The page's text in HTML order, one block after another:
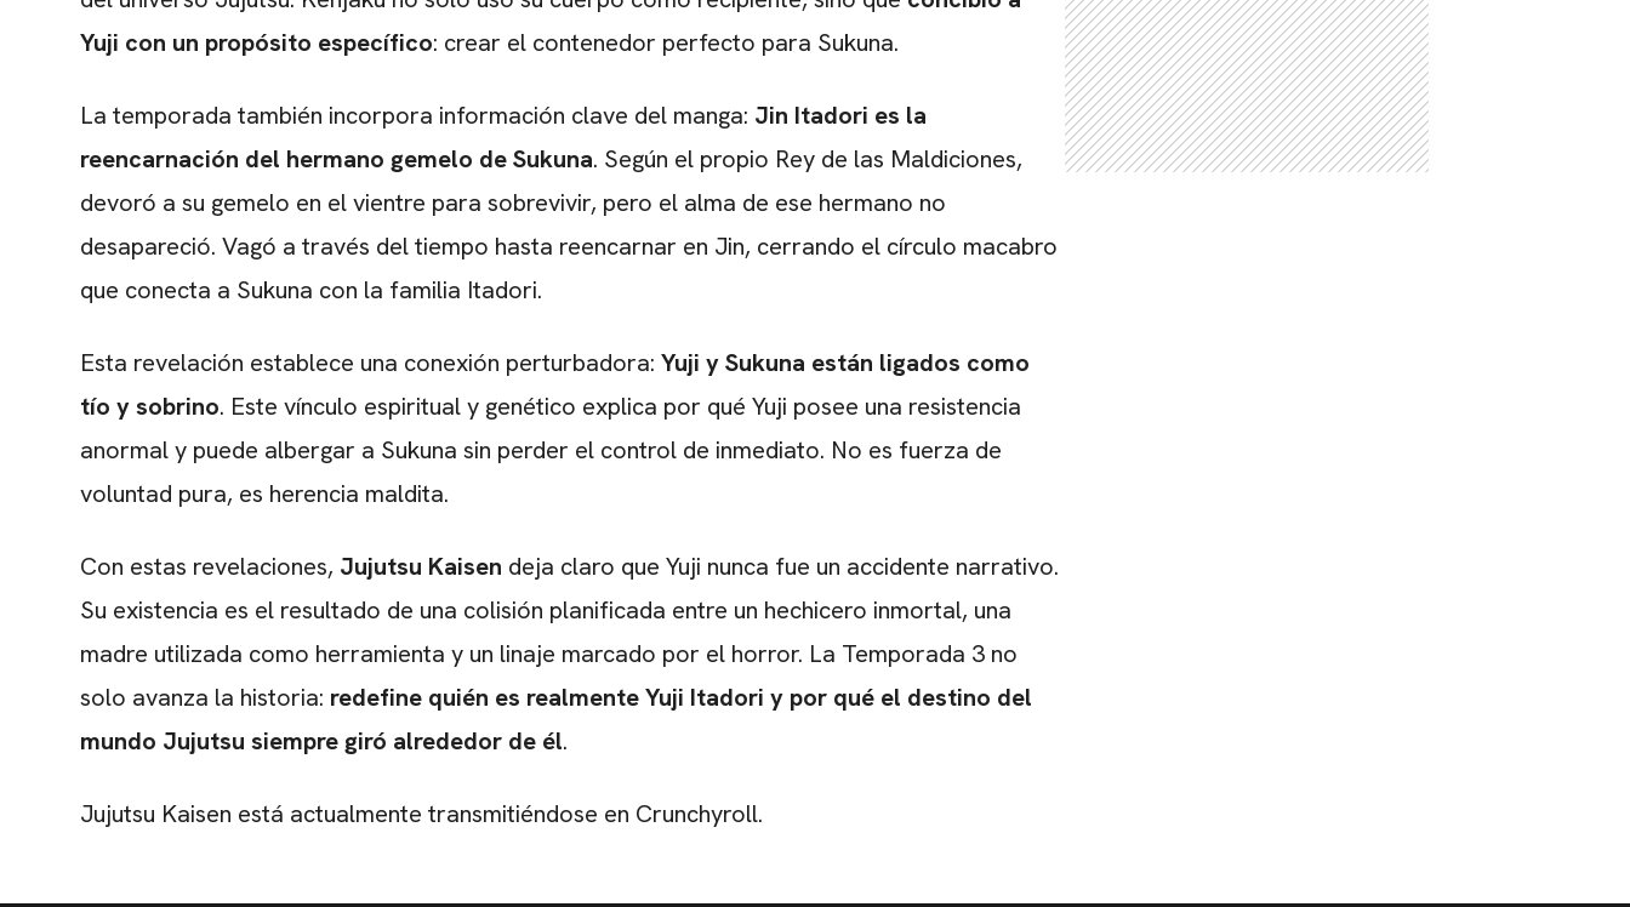
Yuji con un propósito específico: crear el contenedor perfecto para Sukuna.
La temporada también incorpora información clave del manga: Jin Itadori es la
reencarnación del hermano gemelo de Sukuna. Según el propio Rey de las Maldiciones,
devoró a su gemelo en el vientre para sobrevivir, pero el alma de ese hermano no
desapareció. Vagó a través del tiempo hasta reencarnar en Jin, cerrando el círculo macabro
que conecta a Sukuna con la familia Itadori.
Esta revelación establece una conexión perturbadora: Yuji y Sukuna están ligados como
tío y sobrino. Este vínculo espiritual y genético explica por qué Yuji posee una resistencia
anormal y puede albergar a Sukuna sin perder el control de inmediato. No es fuerza de
voluntad pura, es herencia maldita.
Con estas revelaciones, Jujutsu Kaisen deja claro que Yuji nunca fue un accidente narrativo.
Su existencia es el resultado de una colisión planificada entre un hechicero inmortal, una
madre utilizada como herramienta y un linaje marcado por el horror. La Temporada 3 no
solo avanza la historia: redefine quién es realmente Yuji Itadori y por qué el destino del
mundo Jujutsu siempre giró alrededor de él.
Jujutsu Kaisen está actualmente transmitiéndose en Crunchyroll.